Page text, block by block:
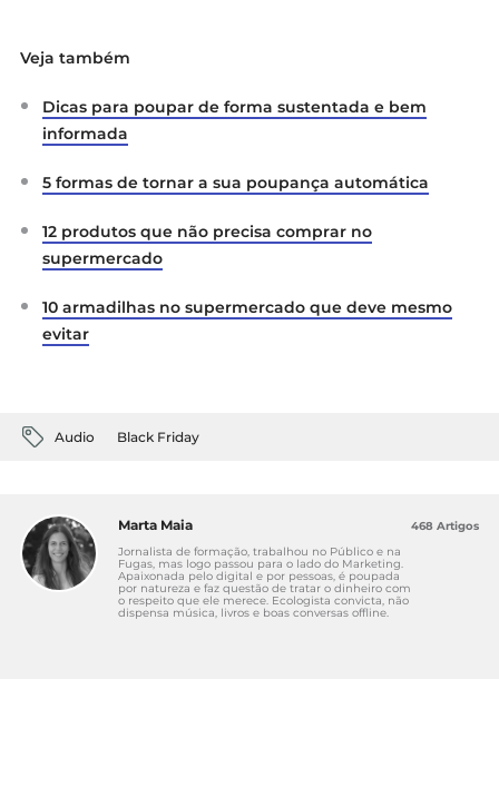
Veja também
Dicas para poupar de forma sustentada e bem
informada
5 formas de tornar a sua poupança automática
12 produtos que não precisa comprar no
supermercado
10 armadilhas no supermercado que deve mesmo
evitar
Audio Black Friday
Marta Maia
Jornalista de formação, trabalhou no Público e na
Fugas, mas logo passou para o lado do Marketing.
Apaixonada pelo digital e por pessoas, é poupada
por natureza e faz questão de tratar o dinheiro com
o respeito que ele merece. Ecologista convicta, não
dispensa música, livros e boas conversas offline.
468 Artigos